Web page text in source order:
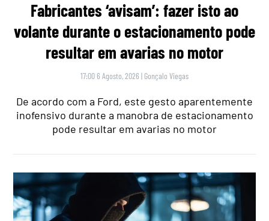
Fabricantes ‘avisam’: fazer isto ao
volante durante o estacionamento pode
resultar em avarias no motor
17:00 6 Agosto, 2026 | Gonçalo Viegas
De acordo com a Ford, este gesto aparentemente
inofensivo durante a manobra de estacionamento
pode resultar em avarias no motor